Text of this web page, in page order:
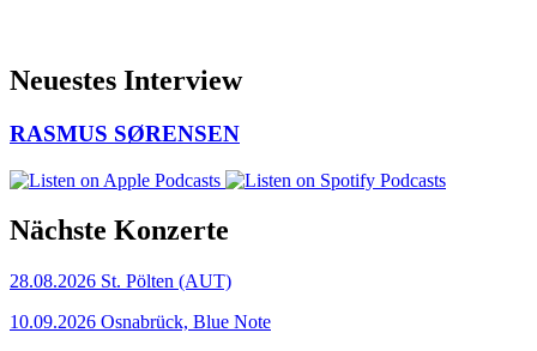
Neuestes Interview
RASMUS SØRENSEN
Nächste Konzerte
28.08.2026 St. Pölten (AUT)
10.09.2026 Osnabrück, Blue Note